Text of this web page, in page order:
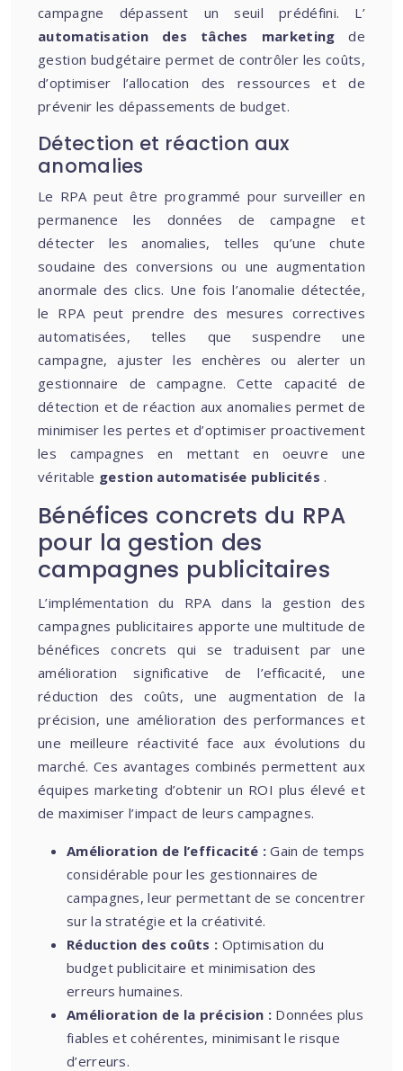
campagne dépassent un seuil prédéfini. L’
automatisation des tâches marketingde
gestion budgétaire permet de contrôler les coûts,
d’optimiser l’allocation des ressources et de
prévenir les dépassements de budget.
Détection et réaction aux
anomalies
Le RPA peut être programmé pour surveiller en
permanence les données de campagne et
détecter les anomalies, telles qu’une chute
soudaine des conversions ou une augmentation
anormale des clics. Une fois l’anomalie détectée,
le RPA peut prendre des mesures correctives
automatisées, telles que suspendre une
campagne, ajuster les enchères ou alerter un
gestionnaire de campagne. Cette capacité de
détection et de réaction aux anomalies permet de
minimiser les pertes et d’optimiser proactivement
les campagnes en mettant en oeuvre une
véritable gestion automatisée publicités.
Bénéfices concrets du RPA
pour la gestion des
campagnes publicitaires
L’implémentation du RPA dans la gestion des
campagnes publicitaires apporte une multitude de
bénéfices concrets qui se traduisent par une
amélioration significative de l’efficacité, une
réduction des coûts, une augmentation de la
précision, une amélioration des performances et
une meilleure réactivité face aux évolutions du
marché. Ces avantages combinés permettent aux
équipes marketing d’obtenir un ROI plus élevé et
de maximiser l’impact de leurs campagnes.
Amélioration de l’efficacité :Gain de temps
considérable pour les gestionnaires de
campagnes, leur permettant de se concentrer
sur la stratégie et la créativité.
Réduction des coûts : Optimisation du
budget publicitaire et minimisation des
erreurs humaines.
Amélioration de la précision : Données plus
fiables et cohérentes, minimisant le risque
d’erreurs.